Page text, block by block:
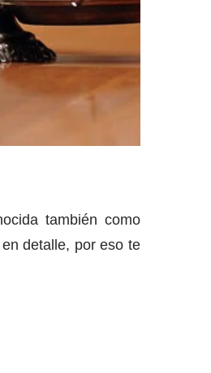
también como
detalle, por eso te